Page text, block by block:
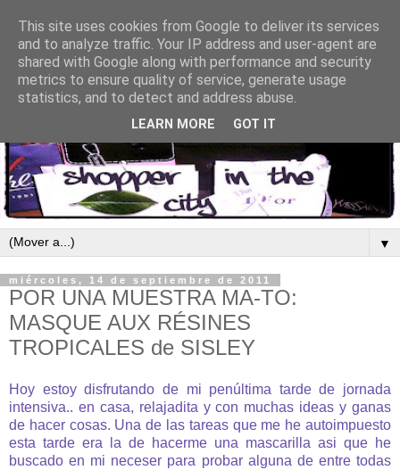
▼
miércoles, 14 de septiembre de 2011
POR UNA MUESTRA MA-TO:
MASQUE AUX RÉSINES
TROPICALES de SISLEY
Hoy estoy disfrutando de mi penúltima tarde de jornada
intensiva.. en casa, relajadita y con muchas ideas y ganas
de hacer cosas. Una de las tareas que me he autoimpuesto
esta tarde era la de hacerme una mascarilla asi que he
buscado en mi neceser para probar alguna de entre todas
This site uses cookies from Google to deliver its services
and to analyze traffic. Your IP address and user-agent are
shared with Google along with performance and security
metrics to ensure quality of service, generate usage
statistics, and to detect and address abuse.
LEARN MORE GOT IT